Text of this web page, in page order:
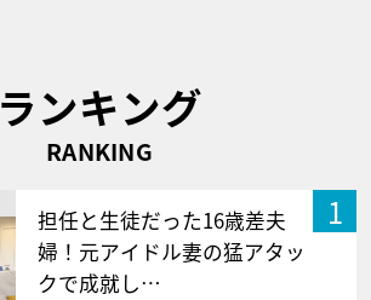
ランキング
RANKING
1
担任と生徒だった16歳差夫
婦！元アイドル妻の猛アタッ
クで成就し…